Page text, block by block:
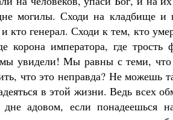
могилы. Сходи на кладбище и
кто генерал. Сходи к тем, кто
корона императора, где
увидели! Мы равны с теми,
что это неправда? Не можешь
в этой жизни. Ведь всех
адовом, если понадеешься